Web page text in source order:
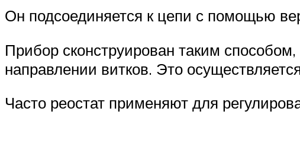
Он подсоединяется к цепи с помощью
Прибор сконструирован таким
направлении витков. Это
Часто реостат применяют для